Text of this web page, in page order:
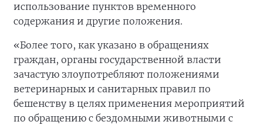
использование пунктов временного
содержания и другие положения.
«Более того, как указано в обращениях
граждан, органы государственной власти
зачастую злоупотребляют положениями
ветеринарных и санитарных правил по
бешенству в целях применения мероприятий
по обращению с бездомными животными с